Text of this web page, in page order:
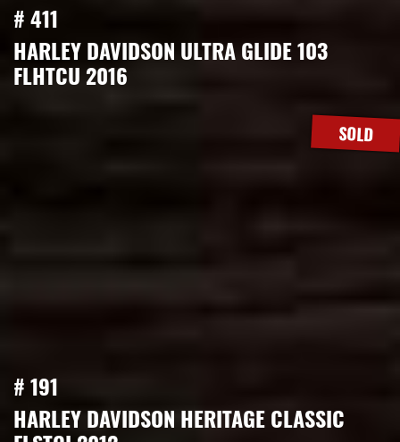
# 411
HARLEY DAVIDSON ULTRA GLIDE 103
FLHTCU 2016
SOLD
# 191
HARLEY DAVIDSON HERITAGE CLASSIC